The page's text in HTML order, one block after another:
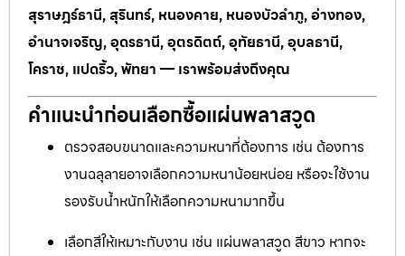
สุราษฎร์ธานี, สุรินทร์, หนองคาย, หนองบัวลำภู, อ่างทอง,
อำนาจเจริญ, อุดรธานี, อุตรดิตถ์, อุทัยธานี, อุบลธานี,
โคราช, แปดริ้ว, พัทยา — เราพร้อมส่งถึงคุณ
คำแนะนำก่อนเลือกซื้อแผ่นพลาสวูด
ตรวจสอบขนาดและความหนาที่ต้องการ เช่น ต้องการ
งานฉลุลายอาจเลือกความหนาน้อยหน่อย หรือจะใช้งาน
รองรับน้ำหนักให้เลือกความหนามากขึ้น
เลือกสีให้เหมาะกับงาน เช่น แผ่นพลาสวูด สีขาว หากจะ